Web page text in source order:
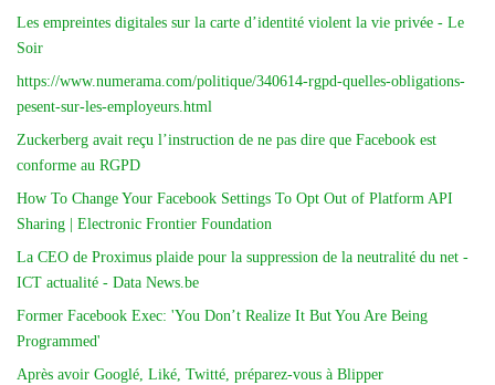
Les empreintes digitales sur la carte d’identité violent la vie privée - Le
Soir
https://www.numerama.com/politique/340614-rgpd-quelles-obligations-
pesent-sur-les-employeurs.html
Zuckerberg avait reçu l’instruction de ne pas dire que Facebook est
conforme au RGPD
How To Change Your Facebook Settings To Opt Out of Platform API
Sharing | Electronic Frontier Foundation
La CEO de Proximus plaide pour la suppression de la neutralité du net -
ICT actualité - Data News.be
Former Facebook Exec: 'You Don’t Realize It But You Are Being
Programmed'
Après avoir Googlé, Liké, Twitté, préparez-vous à Blipper